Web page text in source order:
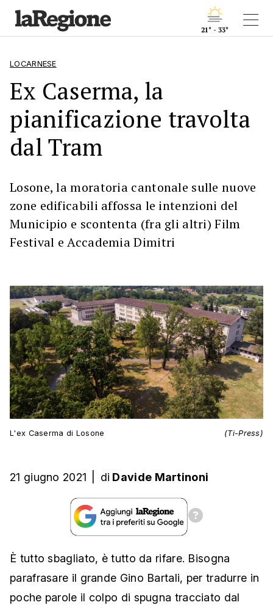
21° - 33°
LOCARNESE
Ex Caserma, la
pianificazione travolta
dal Tram
Losone, la moratoria cantonale sulle nuove
zone edificabili affossa le intenzioni del
Municipio e scontenta (fra gli altri) Film
Festival e Accademia Dimitri
L'ex Caserma di Losone (Ti-Press)
21 giugno 2021 di Davide Martinoni
È tutto sbagliato, è tutto da rifare. Bisogna
parafrasare il grande Gino Bartali, per tradurre in
poche parole il colpo di spugna tracciato dal